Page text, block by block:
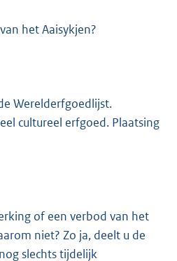
het Aaisykjen?
Werelderfgoedlijst.
cultureel erfgoed. Plaatsing
of een verbod van het
niet? Zo ja, deelt u de
slechts tijdelijk